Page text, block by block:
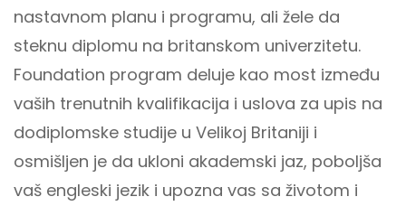
nastavnom planu i programu, ali žele da
steknu diplomu na britanskom univerzitetu.
Foundation program deluje kao most između
vaših trenutnih kvalifikacija i uslova za upis na
dodiplomske studije u Velikoj Britaniji i
osmišljen je da ukloni akademski jaz, poboljša
vaš engleski jezik i upozna vas sa životom i